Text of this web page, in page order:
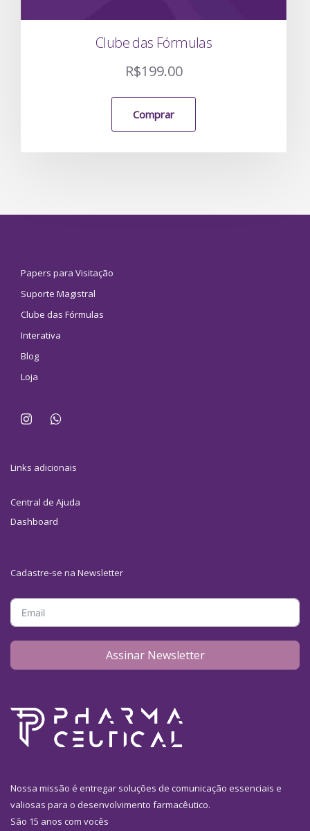
Clube das Fórmulas
R$199.00
Comprar
Papers para Visitação
Suporte Magistral
Clube das Fórmulas
Interativa
Blog
Loja
Links adicionais
Central de Ajuda
Dashboard
Cadastre-se na Newsletter
Assinar Newsletter
Nossa missão é entregar soluções de comunicação essenciais e
valiosas para o desenvolvimento farmacêutico.
São 15 anos com vocês